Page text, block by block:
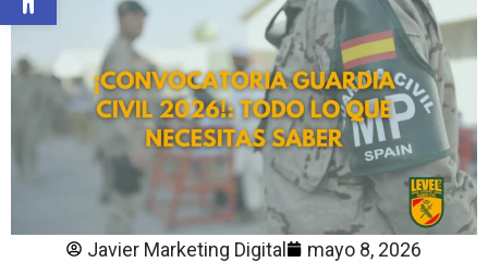
Javier Marketing Digital mayo 8, 2026